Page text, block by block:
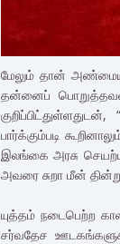
மேலும் தான்
தன்னைப்
பார்க்கும்படி
இலங்கை அரசு
அவரை சுறா மீன்
யுத்தம் நடைபெற்ற
சர்வதேச